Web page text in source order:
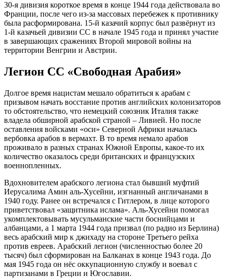
30-я дивизия короткое время в конце 1944 года действовала во
Франции, после чего из-за массовых перебежек к противнику
была расформирована. 15-й казачий корпус был развёрнут из
1-й казачьей дивизии СС в начале 1945 года и принял участие
в завершающих сражениях Второй мировой войны на
территории Венгрии и Австрии.
Легион СС «Свободная Арабия»
Долгое время нацистам мешало обратиться к арабам с
призывом начать восстание против английских колонизаторов
то обстоятельство, что немецкий союзник Италия также
владела обширной арабской страной – Ливией. Но после
оставления войсками «оси» Северной Африки началась
вербовка арабов в вермахт. В то время немало арабов
проживало в разных странах Южной Европы, какое-то их
количество оказалось среди британских и французских
военнопленных.
Вдохновителем арабского легиона стал бывший муфтий
Иерусалима Амин аль-Хусейни, изгнанный англичанами в
1940 году. Ранее он встречался с Гитлером, в лице которого
приветствовал «защитника ислама». Аль-Хусейни помогал
укомплектовывать мусульманские части боснийцами и
албанцами, а 1 марта 1944 года призвал (по радио из Берлина)
весь арабский мир к джихаду на стороне Третьего рейха
против евреев. Арабский легион (численностью более 20
тысяч) был сформирован на Балканах в конце 1943 года. До
мая 1945 года он нёс оккупационную службу и воевал с
партизанами в Греции и Югославии.